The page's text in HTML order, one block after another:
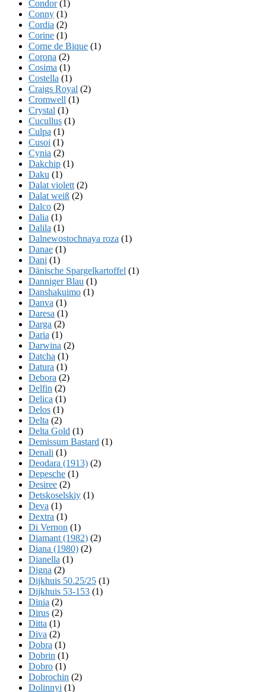
Condor(1)
Conny (1)
Cordia (2)
Corine (1)
Corne de Bique (1)
Corona (2)
Cosima (1)
Costella (1)
Craigs Royal (2)
Cromwell (1)
Crystal (1)
Cucullus (1)
Culpa (1)
Cusoi (1)
Cynia (2)
Dakchip (1)
Daku (1)
Dalat violett (2)
Dalat weiß (2)
Dalco (2)
Dalia (1)
Dalila (1)
Dalnewostochnaya roza (1)
Danae (1)
Dani (1)
Dänische Spargelkartoffel (1)
Danniger Blau (1)
Danshakuimo (1)
Danva (1)
Daresa (1)
Darga (2)
Daria (1)
Darwina (2)
Datcha (1)
Datura (1)
Debora (2)
Delfin (2)
Delica (1)
Delos (1)
Delta (2)
Delta Gold (1)
Demissum Bastard (1)
Denali (1)
Deodara (1913) (2)
Depesche (1)
Desiree (2)
Detskoselskiy (1)
Deva (1)
Dextra (1)
Di Vernon (1)
Diamant (1982) (2)
Diana (1980) (2)
Dianella (1)
Digna (2)
Dijkhuis 50.25/25 (1)
Dijkhuis 53-153 (1)
Dinia (2)
Dirus (2)
Ditta (1)
Diva (2)
Dobra (1)
Dobrin (1)
Dobro (1)
Dobrochin (2)
Dolinnyi (1)